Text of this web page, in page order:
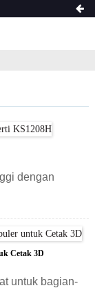
dengan
yang
120℃. Untuk
permukaan
untuk bagian
dan
pencetakan
batch kecil.
Cetak 3D
untuk bagian-
halus,